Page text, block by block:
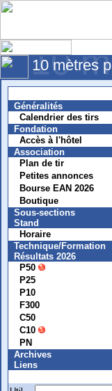
10
10 mètres
Généralités
Calendrier des tirs
Fondation
Accès à l'hôtel
Association
Plan de tir
Petites annonces
Bourse EAN 2026
Boutique
Sous-sections
Stand
Horaire
Technique/Formation
Résultats 2026
P50
P25
P10
F300
C50
C10
PN
Archives
Liens